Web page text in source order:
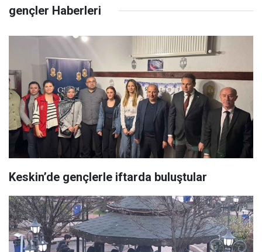
gençler Haberleri
Keskin’de gençlerle iftarda buluştular